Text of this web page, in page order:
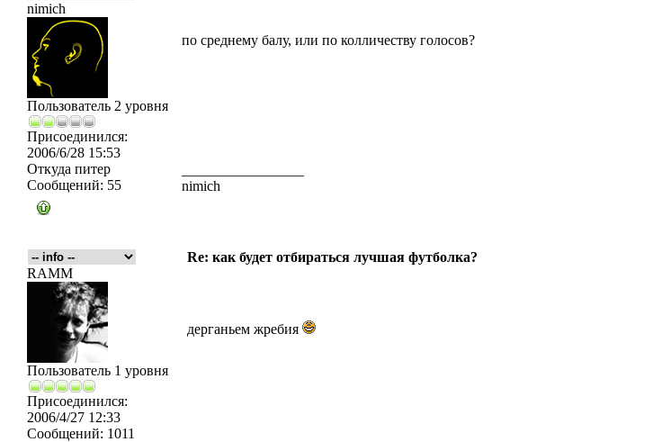
nimich
Пользователь 2 уровня
Присоединился:
2006/6/28 15:53
Откуда питер
Сообщений: 55
по среднему балу, или по колличеству голосов?
nimich
Re: как будет отбираться лучшая футболка?
RAMM
Пользователь 1 уровня
Присоединился:
2006/4/27 12:33
Сообщений: 1011
дерганьем жребия